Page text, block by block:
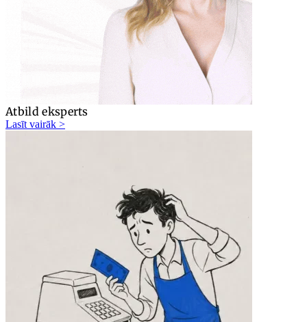
Atbild eksperts
Lasīt vairāk >